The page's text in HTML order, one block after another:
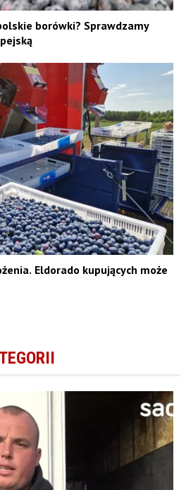
borówki? Sprawdzamy
Eldorado kupujących może